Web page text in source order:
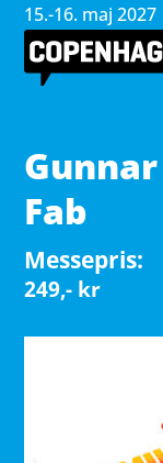
15.-16. maj
Fab
Messepris
249,- kr